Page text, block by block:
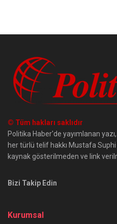
© Tüm hakları saklıdır
Politika Haber'de yayımlanan
her türlü telif hakkı Mustafa
kaynak gösterilmeden ve link
Bizi Takip Edin
Kurumsal